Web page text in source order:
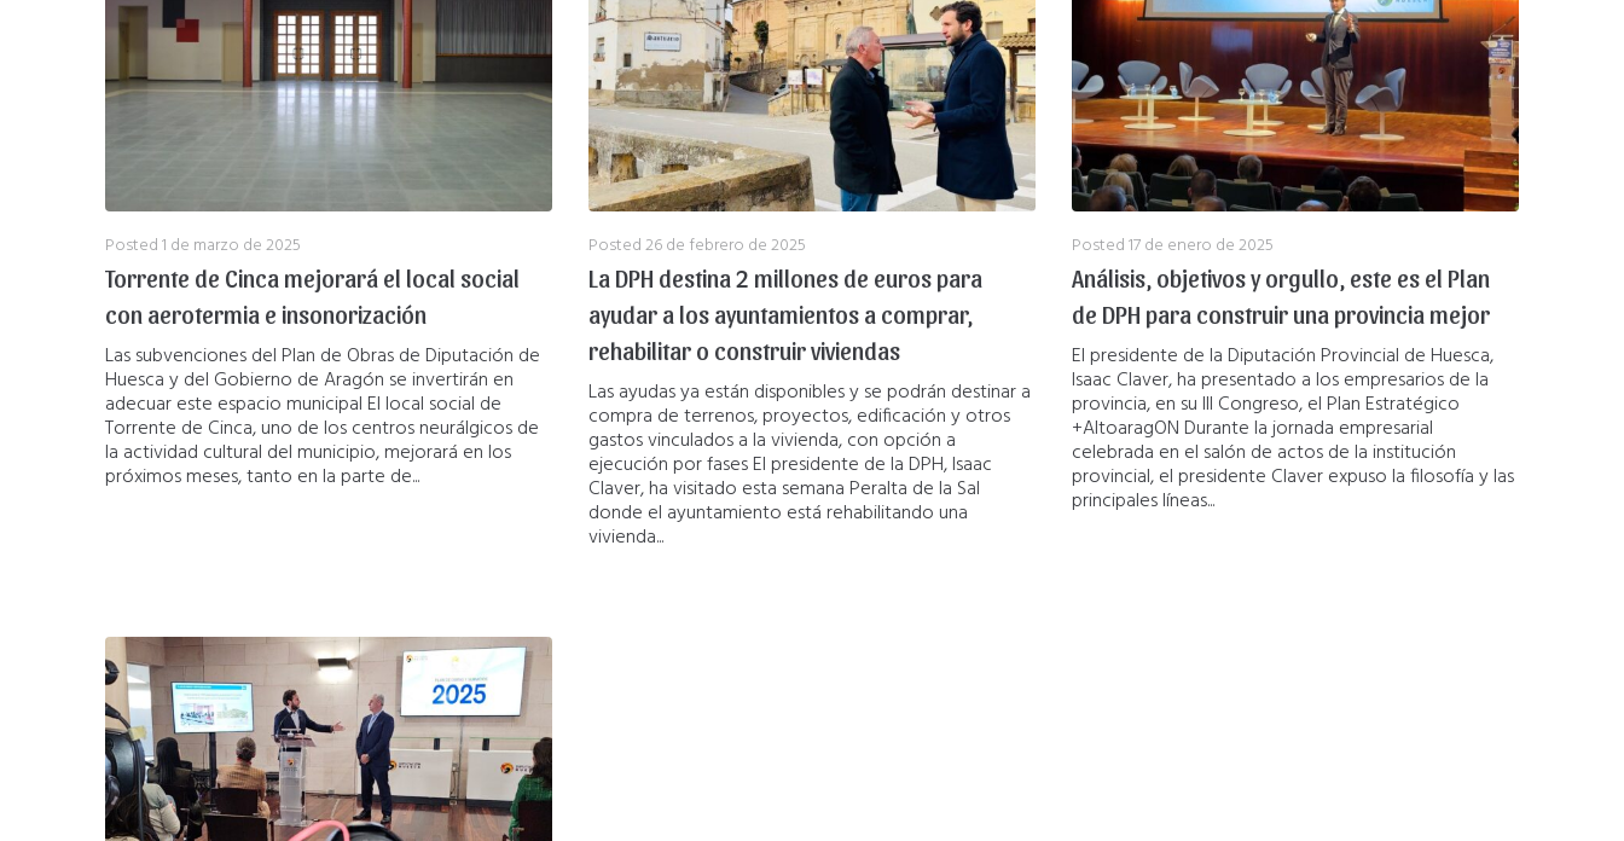
Posted1 de marzo de 2025
Torrente de Cinca mejorará el local social
con aerotermia e insonorización
Las subvenciones del Plan de Obras de Diputación de
Huesca y del Gobierno de Aragón se invertirán en
adecuar este espacio municipal El local social de
Torrente de Cinca, uno de los centros neurálgicos de
la actividad cultural del municipio, mejorará en los
próximos meses, tanto en la parte de...
Posted26 de febrero de 2025
La DPH destina 2 millones de euros para
ayudar a los ayuntamientos a comprar,
rehabilitar o construir viviendas
Las ayudas ya están disponibles y se podrán destinar a
compra de terrenos, proyectos, edificación y otros
gastos vinculados a la vivienda, con opción a
ejecución por fases El presidente de la DPH, Isaac
Claver, ha visitado esta semana Peralta de la Sal
donde el ayuntamiento está rehabilitando una
vivienda...
Posted17 de enero de 2025
Análisis, objetivos y orgullo, este es el Plan
de DPH para construir una provincia mejor
El presidente de la Diputación Provincial de Huesca,
Isaac Claver, ha presentado a los empresarios de la
provincia, en su III Congreso, el Plan Estratégico
+AltoaragON Durante la jornada empresarial
celebrada en el salón de actos de la institución
provincial, el presidente Claver expuso la filosofía y las
principales líneas...